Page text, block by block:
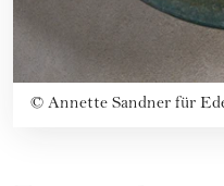
© Annette Sandner für